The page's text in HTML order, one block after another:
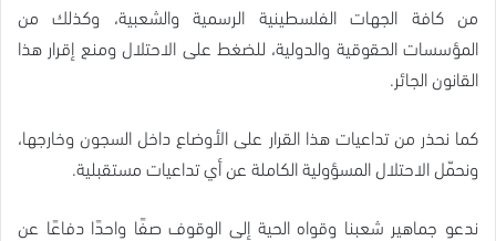
من كافة الجهات الفلسطينية الرسمية والشعبية، وكذلك من
المؤسسات الحقوقية والدولية، للضغط على الاحتلال ومنع إقرار هذا
القانون الجائر.
كما نحذر من تداعيات هذا القرار على الأوضاع داخل السجون وخارجها،
ونحمّل الاحتلال المسؤولية الكاملة عن أي تداعيات مستقبلية.
ندعو جماهير شعبنا وقواه الحية إلى الوقوف صفًا واحدًا دفاعًا عن